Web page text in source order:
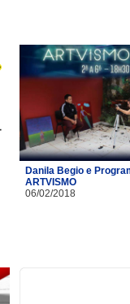
Danila Begio e
ARTVISMO
06/02/2018